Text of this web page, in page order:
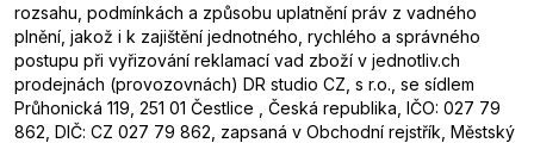
rozsahu, podmínkách a způsobu uplatnění práv z vadného
plnění, jakož i k zajištění jednotného, rychlého a správného
postupu při vyřizování reklamací vad zboží v jednotliv.ch
prodejnách (provozovnách) DR studio CZ, s r.o., se sídlem
Průhonická 119, 251 01 Čestlice , Česká republika, IČO: 027 79
862, DIČ: CZ 027 79 862, zapsaná v Obchodní rejstřík, Městský